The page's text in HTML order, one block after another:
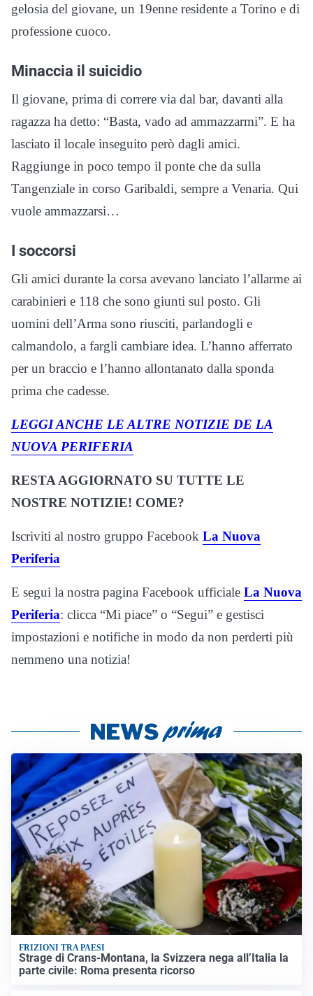
gelosia del giovane, un 19enne residente a Torino e di
professione cuoco.
Minaccia il suicidio
Il giovane, prima di correre via dal bar, davanti alla
ragazza ha detto: “Basta, vado ad ammazzarmi”. E ha
lasciato il locale inseguito però dagli amici.
Raggiunge in poco tempo il ponte che da sulla
Tangenziale in corso Garibaldi, sempre a Venaria. Qui
vuole ammazzarsi…
I soccorsi
Gli amici durante la corsa avevano lanciato l’allarme ai
carabinieri e 118 che sono giunti sul posto. Gli
uomini dell’Arma sono riusciti, parlandogli e
calmandolo, a fargli cambiare idea. L’hanno afferrato
per un braccio e l’hanno allontanato dalla sponda
prima che cadesse.
LEGGI ANCHE LE ALTRE NOTIZIE DE LA
NUOVA PERIFERIA
RESTA AGGIORNATO SU TUTTE LE
NOSTRE NOTIZIE! COME?
Iscriviti al nostro gruppo Facebook La Nuova
Periferia
E segui la nostra pagina Facebook ufficiale La Nuova
Periferia: clicca “Mi piace” o “Segui” e gestisci
impostazioni e notifiche in modo da non perderti più
nemmeno una notizia!
FRIZIONI TRA PAESI
Strage di Crans-Montana, la Svizzera nega all’Italia la
parte civile: Roma presenta ricorso